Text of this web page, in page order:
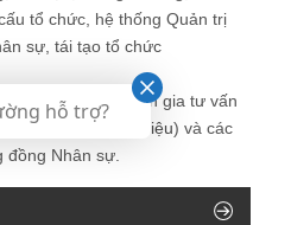
tổ chức, hệ thống Quản trị
sự, tái tạo tổ chức
chia sẻ bởi chuyên gia tư vấn
Cường (
giới thiệu) và các
đồng Nhân sự.
hỗ trợ?